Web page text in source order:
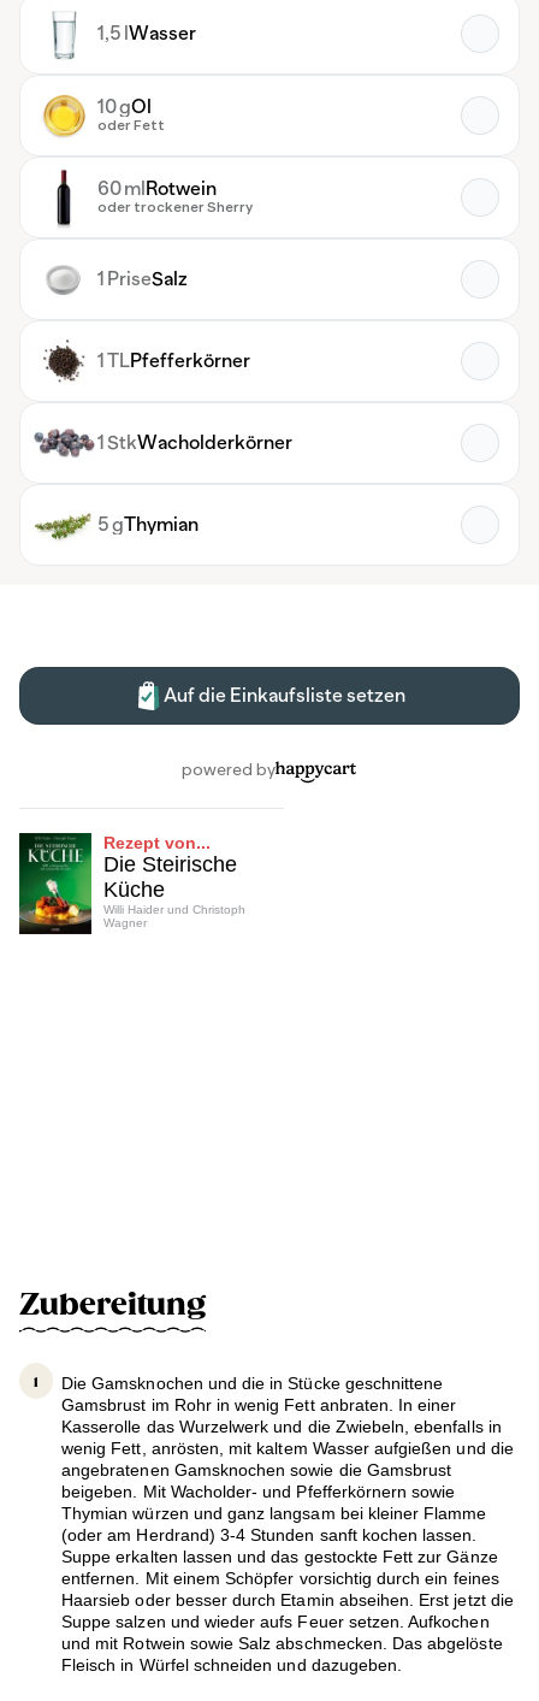
Rezept von...
Die Steirische
Küche
Willi Haider und Christoph
Wagner
Zubereitung
Die Gamsknochen und die in Stücke geschnittene
Gamsbrust im Rohr in wenig Fett anbraten. In einer
Kasserolle das Wurzelwerk und die Zwiebeln, ebenfalls in
wenig Fett, anrösten, mit kaltem Wasser aufgießen und die
angebratenen Gamsknochen sowie die Gamsbrust
beigeben. Mit Wacholder- und Pfefferkörnern sowie
Thymian würzen und ganz langsam bei kleiner Flamme
(oder am Herdrand) 3-4 Stunden sanft kochen lassen.
Suppe erkalten lassen und das gestockte Fett zur Gänze
entfernen. Mit einem Schöpfer vorsichtig durch ein feines
Haarsieb oder besser durch Etamin abseihen. Erst jetzt die
Suppe salzen und wieder aufs Feuer setzen. Aufkochen
und mit Rotwein sowie Salz abschmecken. Das abgelöste
Fleisch in Würfel schneiden und dazugeben.